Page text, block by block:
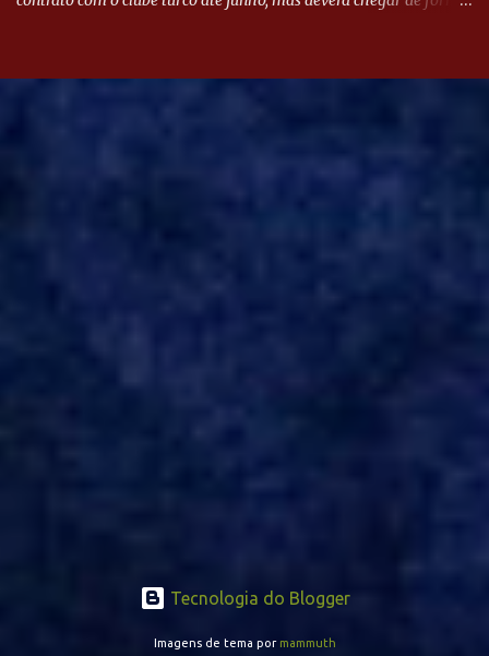
Evian, da França, Hellas Verona, da Itália, e Ludogorets, da
concretizada, o jogador chegará ao Beira-Rio para ser mais uma
Turquia, Gustavo Campanharo vem atuando como volante, mas
Tecnologia do Blogger
Imagens de tema por mammuth